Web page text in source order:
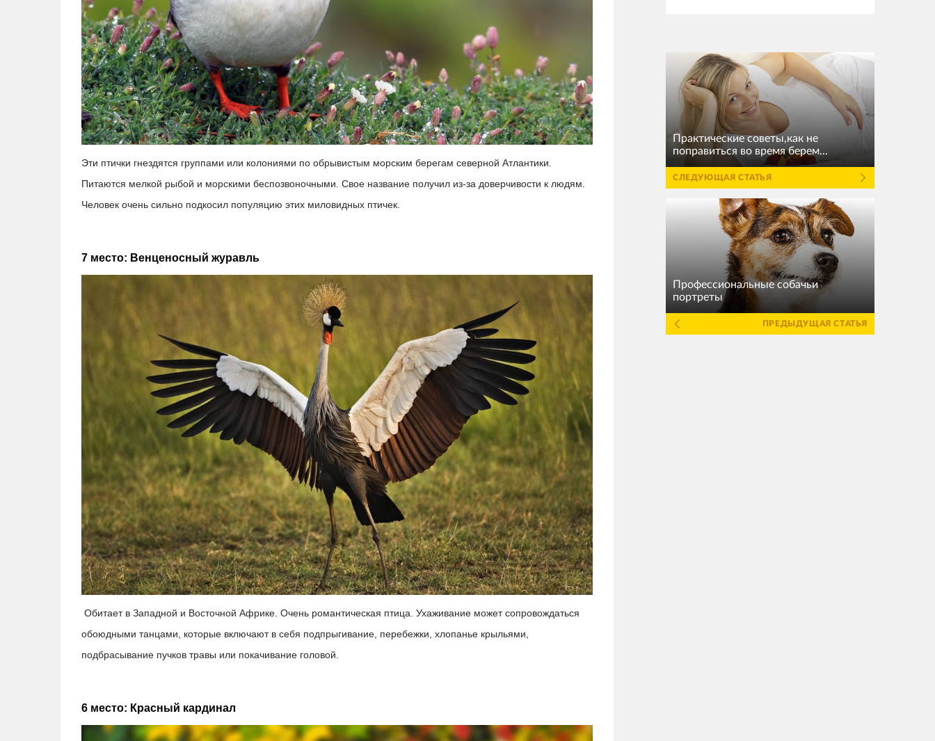
Эти птички гнездятся группами или колониями по обрывистым морским берегам северной Атлантики.
Питаются мелкой рыбой и морскими беспозвоночными. Свое название получил из-за доверчивости к людям.
Человек очень сильно подкосил популяцию этих миловидных птичек.
7 место: Венценосный журавль
Обитает в Западной и Восточной Африке. Очень романтическая птица. Ухаживание может сопровождаться
обоюдными танцами, которые включают в себя подпрыгивание, перебежки, хлопанье крыльями,
подбрасывание пучков травы или покачивание головой.
6 место: Красный кардинал
Практические советы,как не
поправиться во время берем...
СЛЕДУЮЩАЯ СТАТЬЯ
Профессиональные собачьи
портреты
ПРЕДЫДУЩАЯ СТАТЬЯ